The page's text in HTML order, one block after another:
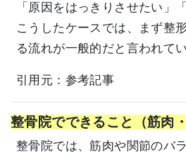
「原因をはっきりさせたい」
こうしたケースでは、まず整
る流れが一般的だと言われてい
引用元： 参考記事
整骨院でできること（筋肉
整骨院では、筋肉や関節のバ